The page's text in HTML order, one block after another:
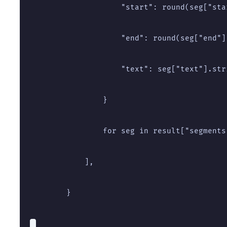
"start":
"end":
"text":
                }
for seg in
            ],
        }